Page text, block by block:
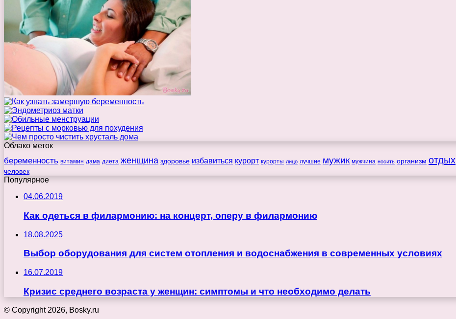
Облако меток
беременность витамин дама диета женщина здоровье избавиться курорт курорты лицо лучшие мужик мужчина носить организм отдых
человек
Популярное
04.06.2019
Как одеться в филармонию: на концерт, оперу в филармонию
18.08.2025
Выбор оборудования для систем отопления и водоснабжения в современных условиях
16.07.2019
Кризис среднего возраста у женщин: симптомы и что необходимо делать
© Copyright 2026, Bosky.ru